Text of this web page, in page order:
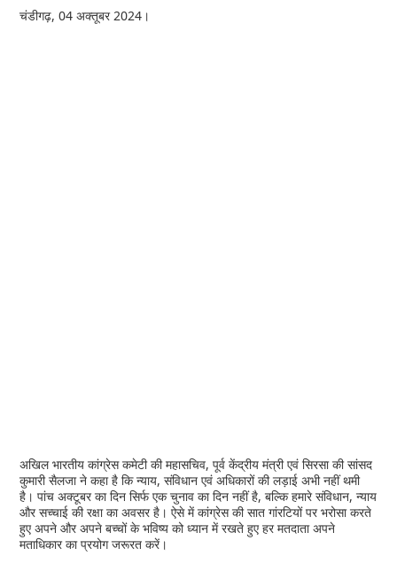
चंडीगढ़, 04 अक्तूबर 2024।
अखिल भारतीय कांग्रेस कमेटी की महासचिव, पूर्व केंद्रीय मंत्री एवं सिरसा की सांसद
कुमारी सैलजा ने कहा है कि न्याय, संविधान एवं अधिकारों की लड़ाई अभी नहीं थमी
है। पांच अक्टूबर का दिन सिर्फ एक चुनाव का दिन नहीं है, बल्कि हमारे संविधान, न्याय
और सच्चाई की रक्षा का अवसर है। ऐसे में कांग्रेस की सात गांरटियों पर भरोसा करते
हुए अपने और अपने बच्चों के भविष्य को ध्यान में रखते हुए हर मतदाता अपने
मताधिकार का प्रयोग जरूरत करें।